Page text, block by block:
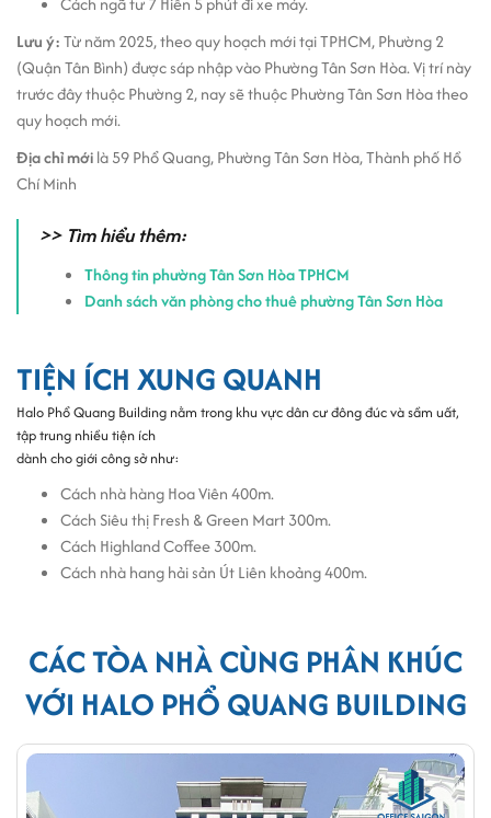
hàng của doanh nghiệp.
Nhân viên lễ tân nhận thư và hỗ trợ suốt giờ hành chính.
Dịch vụ bảo vệ 24/7 đảm bảo an ninh tòa nhà.
Giá văn phòng cho thuê tại Halo Phổ Quang Building từ
Giá thuê tại Halo Phổ Quang Building hiện tại đang là phân khúc giá
rẻ dành cho các doanh nghiệp. Hứa hẹn đây sẽ làm không gian làm
việc lý tưởng dành cho doanh nghiệp.
Lưu ý:Từ năm 2025, theo quy hoạch mới tại TPHCM, Phường 2
(Quận Tân Bình) được sáp nhập vào Phường Tân Sơn Hòa. Vị trí này
trước đây thuộc Phường 2, nay sẽ thuộc Phường Tân Sơn Hòa theo
quy hoạch mới.
Địa chỉ mớilà 59 Phổ Quang, Phường Tân Sơn Hòa, Thành phố Hồ
Chí Minh
>> Tìm hiểu thêm:
Thông tin phường Tân Sơn Hòa TPHCM
Danh sách văn phòng cho thuê phường Tân Sơn Hòa
TIỆN ÍCH XUNG QUANH
Halo Phổ Quang Building nằm trong khu vực dân cư đông đúc và sầm uất,
tập trung nhiều tiện ích
dành cho giới công sở như:
Cách nhà hàng Hoa Viên 400m.
Cách Siêu thị Fresh & Green Mart 300m.
Cách Highland Coffee 300m.
Cách nhà hang hải sản Út Liên khoảng 400m.
CÁC TÒA NHÀ CÙNG PHÂN KHÚC
VỚI HALO PHỔ QUANG BUILDING